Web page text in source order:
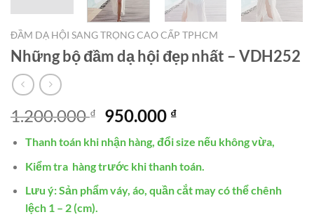
ĐẦM DẠ HỘI SANG TRỌNG CAO CẤP TPHCM
Những bộ đầm dạ hội đẹp nhất – VDH252
1.200.000₫
Giá
gốc
là:
1.200.000 ₫.
950.000 ₫Giá
hiện
tại
là:
950.000 ₫.
Thanh toán khi nhận hàng, đổi size nếu không vừa,
Kiểm tra hàng trước khi thanh toán.
Lưu ý: Sản phẩm váy, áo, quần cắt may có thể chênh
lệch 1 – 2 (cm).